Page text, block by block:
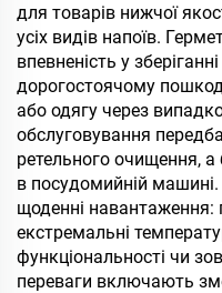
для товарів нижчої
усіх видів напоїв.
впевненість у
дорогостоячому
або одягу через
обслуговування
ретельного очищення,
в посудомийній
щоденні навантаження:
екстремальні
функціональності чи
переваги включають